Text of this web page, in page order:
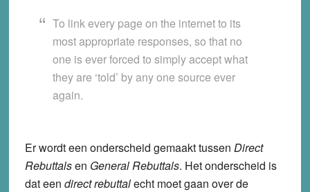
To link every page on the internet to its
most appropriate responses, so that no
one is ever forced to simply accept what
they are ‘told’ by any one source ever
again.
Er wordt een onderscheid gemaakt tussen Direct
Rebuttalsen General Rebuttals. Het onderscheid is
dat een direct rebuttalecht moet gaan over de